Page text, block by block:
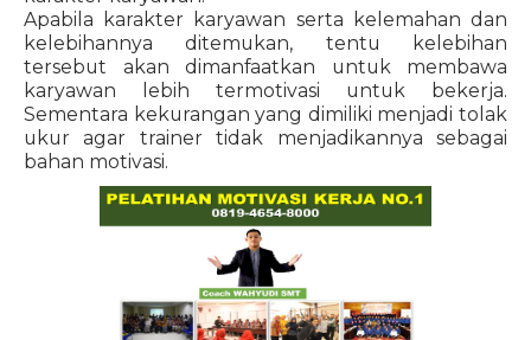
Apabila karakter karyawan serta kelemahan dan
kelebihannya ditemukan, tentu kelebihan
tersebut akan dimanfaatkan untuk membawa
karyawan lebih termotivasi untuk bekerja.
Sementara kekurangan yang dimiliki menjadi tolak
ukur agar trainer tidak menjadikannya sebagai
bahan motivasi.